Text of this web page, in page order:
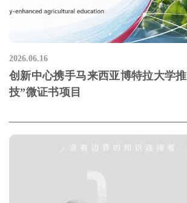
2026.06.16
创新中心携手马来西亚博特拉大学
技”微证书项目